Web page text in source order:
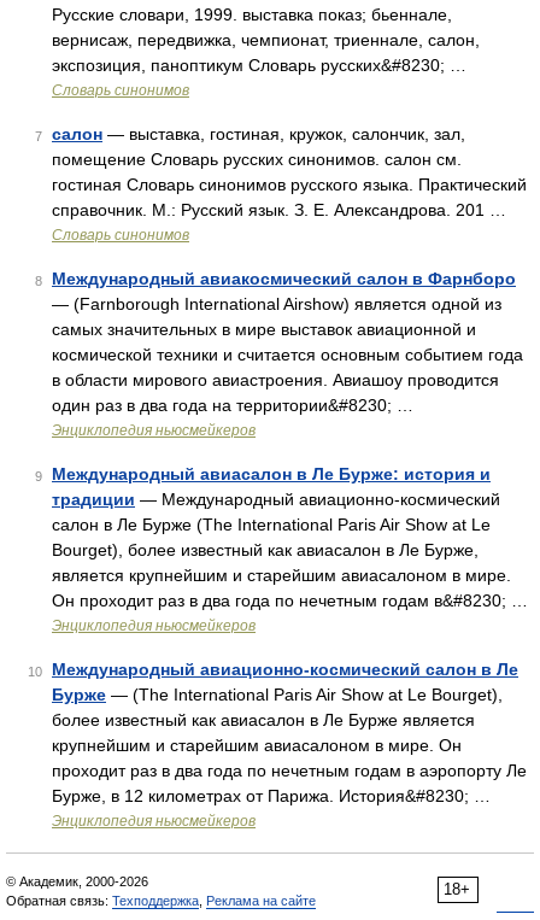
Русские словари, 1999. выставка показ; бьеннале,
вернисаж, передвижка, чемпионат, триеннале, салон,
экспозиция, паноптикум Словарь русских&#8230; …
Словарь синонимов
7 салон — выставка, гостиная, кружок, салончик, зал,
помещение Словарь русских синонимов. салон см.
гостиная Словарь синонимов русского языка. Практический
справочник. М.: Русский язык. З. Е. Александрова. 201 …
Словарь синонимов
8
Международный авиакосмический салон в Фарнборо
— (Farnborough International Airshow) является одной из
самых значительных в мире выставок авиационной и
космической техники и считается основным событием года
в области мирового авиастроения. Авиашоу проводится
один раз в два года на территории&#8230; …
Энциклопедия ньюсмейкеров
9
Международный авиасалон в Ле Бурже: история и
традиции — Международный авиационно‑космический
салон в Ле Бурже (The International Paris Air Show at Le
Bourget), более известный как авиасалон в Ле Бурже,
является крупнейшим и старейшим авиасалоном в мире.
Он проходит раз в два года по нечетным годам в&#8230; …
Энциклопедия ньюсмейкеров
10
Международный авиационно-космический салон в Ле
Бурже — (The International Paris Air Show at Le Bourget),
более известный как авиасалон в Ле Бурже является
крупнейшим и старейшим авиасалоном в мире. Он
проходит раз в два года по нечетным годам в аэропорту Ле
Бурже, в 12 километрах от Парижа. История&#8230; …
Энциклопедия ньюсмейкеров
18+
© Академик, 2000-2026
Обратная связь: Техподдержка Реклама на сайте